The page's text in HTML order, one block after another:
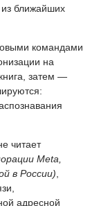
ближайших
командами
на
затем —
читает
Meta,
в России)
адресной